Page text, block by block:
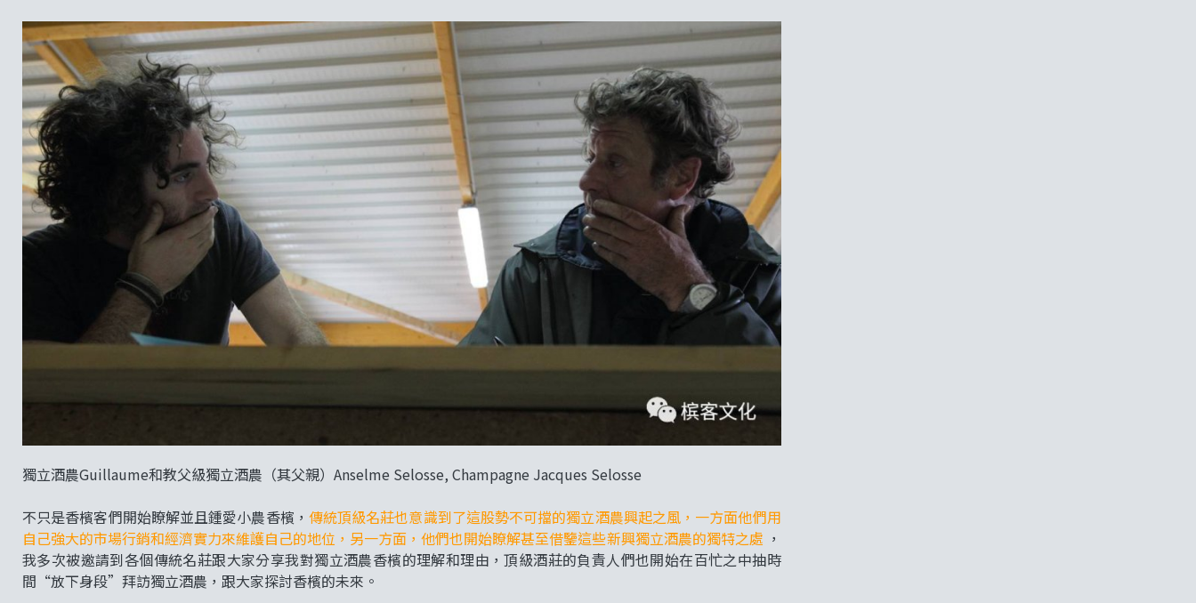
獨立酒農Guillaume和教父級獨立酒農（其父親）Anselme Selosse, Champagne Jacques Selosse
不只是香檳客們開始瞭解並且鍾愛小農香檳， 傳統頂級名莊也意識到了這股勢不可擋的獨立酒農興起之風，一方面他們用
自己強大的市場行銷和經濟實力來維護自己的地位，另一方面，他們也開始瞭解甚至借鑒這些新興獨立酒農的獨特之處 ，
我多次被邀請到各個傳統名莊跟大家分享我對獨立酒農香檳的理解和理由，頂級酒莊的負責人們也開始在百忙之中抽時
間“放下身段”拜訪獨立酒農，跟大家探討香檳的未來。